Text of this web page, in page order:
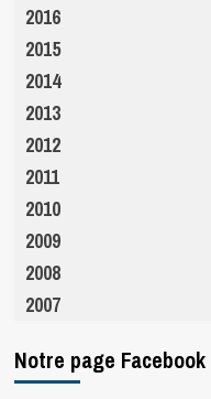
2016
2015
2014
2013
2012
2011
2010
2009
2008
2007
Notre page Facebook